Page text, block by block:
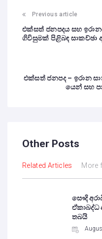
Previous article
එක්සත් ජනපදය සහ
ගිවිසුමක් පිළිබඳ සාකච්ඡා
එක්සත් ජනපද – ඉරාන
යෙන් සහ
Other Posts
Related Articles More
සෞදි
තබයි